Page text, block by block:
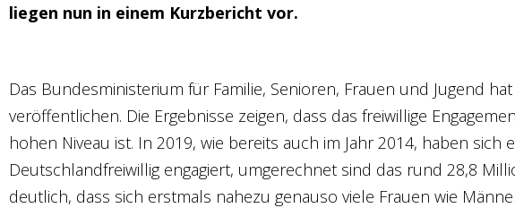
liegen nun in einem Kurzbericht vor.
Das Bundesministerium für Familie, Senioren, Frauen und Jugend
veröffentlichen. Die Ergebnisse zeigen, dass das freiwillige
hohen Niveau ist. In 2019, wie bereits auch im Jahr 2014, haben
Deutschlandfreiwillig engagiert, umgerechnet sind das rund 28,8
deutlich, dass sich erstmals nahezu genauso viele Frauen wie